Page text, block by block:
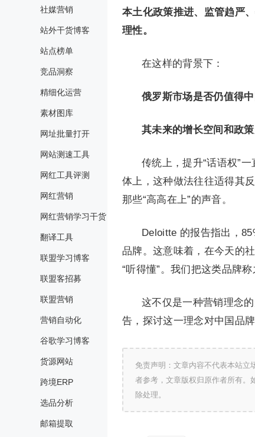
社媒营销
站外干货博客
站点榜单
竞品洞察
精细化运营
素材图库
网址批量打开
网站测速工具
网红工具评测
网红营销
网红营销学习干货
翻译工具
联盟学习博客
联盟客招募
联盟营销
营销自动化
谷歌学习博客
货源网站
跨境ERP
选品分析
邮箱提取
本土化政策推进、监管趋严
理性。
在这样的背景下：
俄罗斯市场是否仍值得
其未来的增长空间和政
传统上，提升“话语权”
体上，这种做法往往适得其
那些“高高在上”的声音。
Deloitte 的报告指出，
品牌。这意味着，在今天的
“听得懂”。我们把这类品牌
这不仅是一种营销理念
告，探讨这一理念对中国品
免责声明：文章内容不代表本站立
者参考，文章版权归原作者所有。
除处理。